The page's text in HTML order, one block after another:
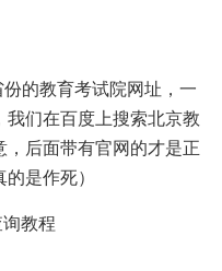
的教育考试院网址，一
我们在百度上搜索北京教
后面带有官网的才是正
是作死）